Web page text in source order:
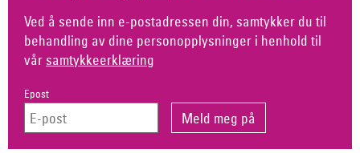
Ved å sende inn e-postadressen din, samtykker du til
behandling av dine personopplysninger i henhold til
vår samtykkeerklæring
Epost